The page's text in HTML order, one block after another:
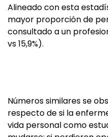
Alineado con esta
mayor proporción de
consultado a un
vs 15,9%).
Números similares se
respecto de si la
vida personal como